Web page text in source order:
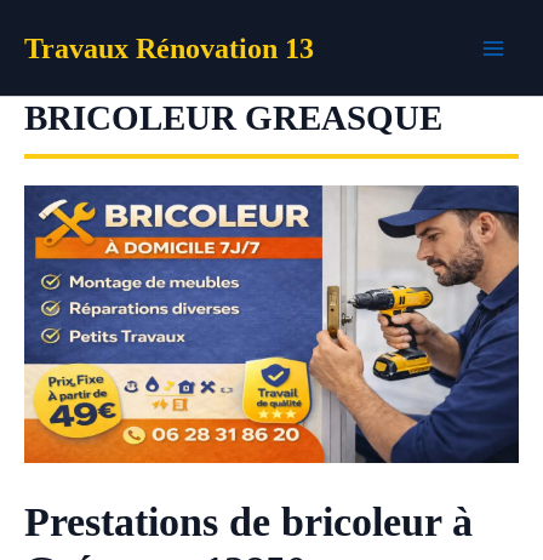
Travaux Rénovation 13
BRICOLEUR GREASQUE
Prestations de bricoleur à